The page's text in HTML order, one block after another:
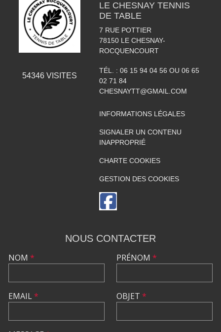
54346VISITES
LE CHESNAY TENNIS
DE TABLE
7 RUE POTTIER
78150 LE CHESNAY-
ROCQUENCOURT
TÉL. : 06 15 94 04 56 OU 06 65
02 71 84
CHESNAYTT@GMAIL.COM
INFORMATIONS LÉGALES
SIGNALER UN CONTENU
INAPPROPRIÉ
CHARTE COOKIES
GESTION DES COOKIES
NOUS CONTACTER
NOM *
EMAIL*
PRÉNOM *
OBJET *